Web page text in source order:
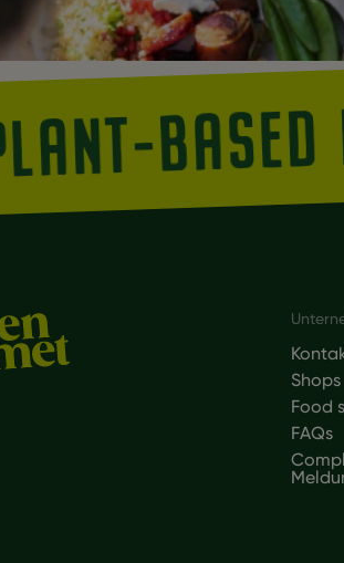
PLANT-BASED
Footer
Shops
Food
FAQs